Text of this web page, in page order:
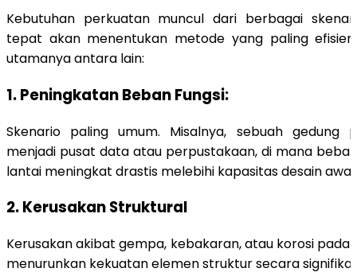
Kebutuhan perkuatan muncul dari berbagai
tepat akan menentukan metode yang paling
utamanya antara lain:
1.Peningkatan Beban Fungsi:
Skenario paling umum. Misalnya, sebuah gedung
menjadi pusat data atau perpustakaan, di mana
lantai meningkat drastis melebihi kapasitas desain awal.
2.Kerusakan Struktural
Kerusakan akibat gempa, kebakaran, atau korosi
menurunkan kekuatan elemen struktur secara